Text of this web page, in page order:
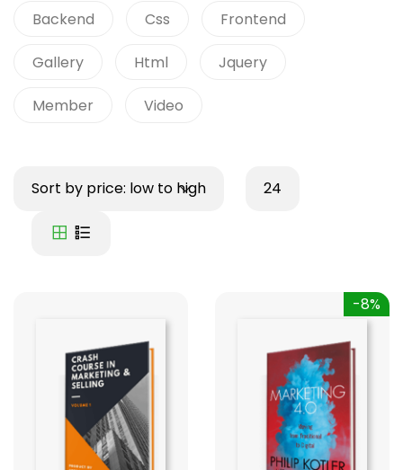
Backend Css Frontend
Gallery Html Jquery
Member Video
Sort by price: low to high 24
-8%